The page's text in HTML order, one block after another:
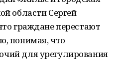
области Сергей
граждане перестают
понимая, что
для урегулирования